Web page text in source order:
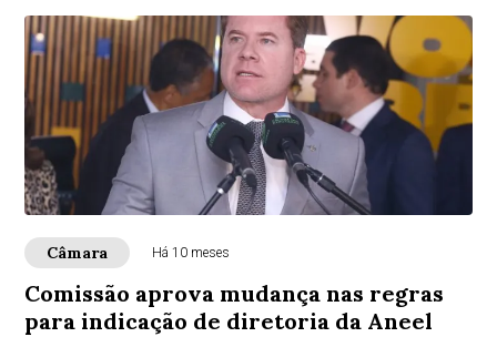
Câmara Há 10 meses
Comissão aprova mudança nas regras
para indicação de diretoria da Aneel